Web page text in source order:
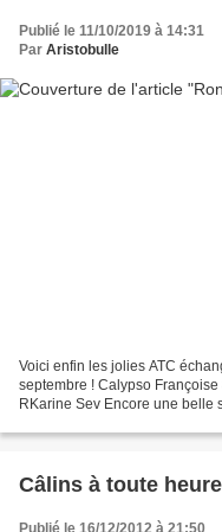
Publié le 11/10/2019 à 14:31
Par Aristobulle
Voici enfin les jolies ATC
septembre ! Calypso
RKarine Sev Encore une belle
Câlins à toute heure
Publié le 16/12/2012 à 21:50